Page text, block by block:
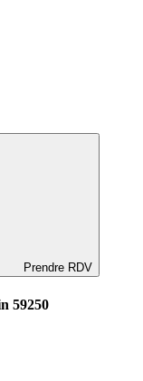
Prendre RDV
59250